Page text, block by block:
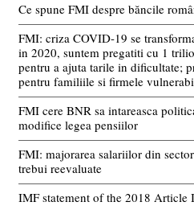
Ce spune FMI despre băncile
FMI: criza COVID-19 se
in 2020, suntem pregatiti cu 1
pentru a ajuta tarile in dificultate;
pentru familiile si firmele
FMI cere BNR sa intareasca
modifice legea pensiilor
FMI: majorarea salariilor din
trebui reevaluate
IMF statement of the 2018 Article